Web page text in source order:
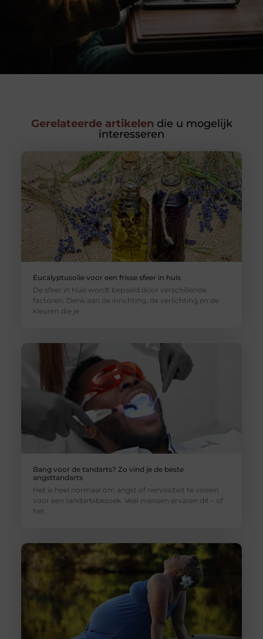
Gerelateerde artikelen die u mogelijk
interesseren
Eucalyptusolie voor een frisse sfeer in huis
De sfeer in huis wordt bepaald door verschillende
factoren. Denk aan de inrichting, de verlichting en de
kleuren die je
Bang voor de tandarts? Zo vind je de beste
angsttandarts
Het is heel normaal om angst of nervositeit te voelen
voor een tandartsbezoek. Veel mensen ervaren dit – of
het